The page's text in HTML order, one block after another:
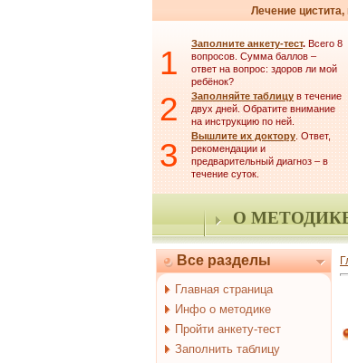
Лечение
1 Заполните анкету-тест. Всего 8
вопросов. Сумма баллов –
ответ на вопрос: здоров ли мой
ребёнок?
2 Заполняйте таблицу в течение
двух дней. Обратите внимание
на инструкцию по ней.
3 Вышлите их доктору. Ответ,
рекомендации и
предварительный диагноз – в
течение суток.
О
Все разделы
Главная страница
Инфо о методике
Пройти анкету-тест
Заполнить таблицу